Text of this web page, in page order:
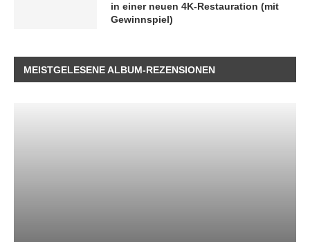
in einer neuen 4K-Restauration (mit
Gewinnspiel)
MEISTGELESENE ALBUM-REZENSIONEN